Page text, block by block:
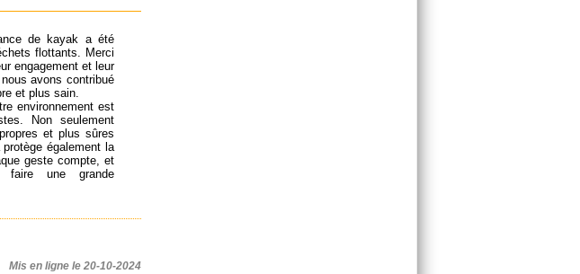
de kayak a été
flottants. Merci
engagement et leur
avons contribué
et plus sain.
environnement est
Non seulement
et plus sûres
également la
geste compte, et
faire une grande
Mis en ligne le 20-10-2024